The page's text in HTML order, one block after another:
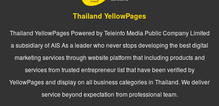
Thailand YellowPages
Thailand YellowPages Powered by Teleinfo Media Public Company Limited
a subsidiary of AIS As a leader who never stops developing the best digital
marketing services through website platform that including products and
services from trusted entrepreneur list that have been verified by
YellowPages and display on all business categories in Thailand. We deliver
service beyond expectation from professional team.